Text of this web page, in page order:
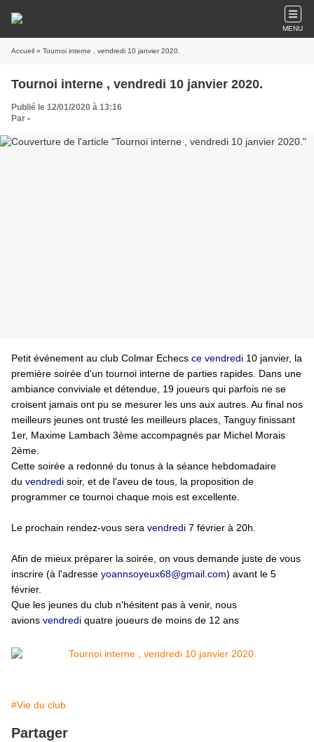
MENU
Accueil » Tournoi interne , vendredi 10 janvier 2020.
Tournoi interne , vendredi 10 janvier 2020.
Publié le 12/01/2020 à 13:16
Par -
Petit événement au club Colmar Echecs ce vendredi 10 janvier, la
première soirée d'un tournoi interne de parties rapides. Dans une
ambiance conviviale et détendue, 19 joueurs qui parfois ne se
croisent jamais ont pu se mesurer les uns aux autres. Au final nos
meilleurs jeunes ont trusté les meilleurs places, Tanguy finissant
1er, Maxime Lambach 3ème accompagnés par Michel Morais
2ème.
Cette soirée a redonné du tonus à la séance hebdomadaire
du vendredi soir, et de l'aveu de tous, la proposition de
programmer ce tournoi chaque mois est excellente.
Le prochain rendez-vous sera vendredi 7 février à 20h.
Afin de mieux préparer la soirée, on vous demande juste de vous
inscrire (à l'adresse yoannsoyeux68@gmail.com) avant le 5
février.
Que les jeunes du club n'hésitent pas à venir, nous
avions vendredi quatre joueurs de moins de 12 ans
#Vie du club
Partager